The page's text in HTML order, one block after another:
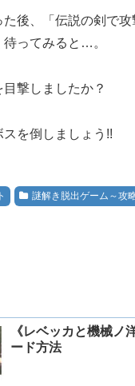
後、「伝説の剣で攻
ってみると…。
撃しましたか？
を倒しましょう!!
謎解き脱出ゲーム～攻
《レベッカと機械ノ
ード方法